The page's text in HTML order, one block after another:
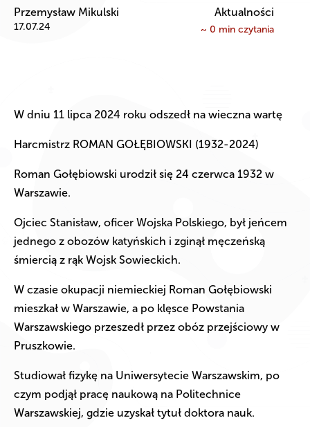
Przemysław Mikulski
17.07.24
Aktualności
~ 0 min czytania
W dniu 11 lipca 2024 roku odszedł na wieczna wartę
Harcmistrz ROMAN GOŁĘBIOWSKI (1932-2024)
Roman Gołębiowski urodził się 24 czerwca 1932 w
Warszawie.
Ojciec Stanisław, oficer Wojska Polskiego, był jeńcem
jednego z obozów katyńskich i zginął męczeńską
śmiercią z rąk Wojsk Sowieckich.
W czasie okupacji niemieckiej Roman Gołębiowski
mieszkał w Warszawie, a po klęsce Powstania
Warszawskiego przeszedł przez obóz przejściowy w
Pruszkowie.
Studiował fizykę na Uniwersytecie Warszawskim, po
czym podjął pracę naukową na Politechnice
Warszawskiej, gdzie uzyskał tytuł doktora nauk.